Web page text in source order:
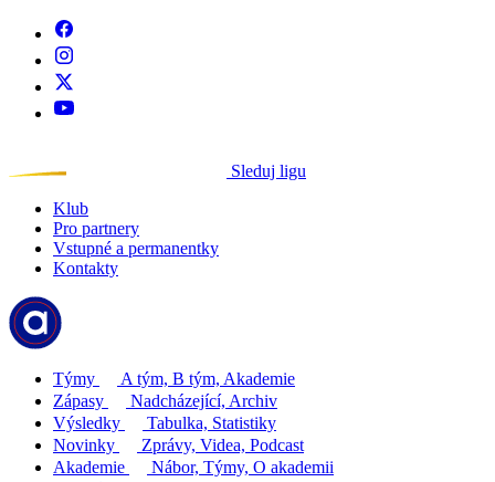
Sleduj ligu
Klub
Pro partnery
Vstupné a permanentky
Kontakty
Týmy
A tým, B tým, Akademie
Zápasy
Nadcházející, Archiv
Výsledky
Tabulka, Statistiky
Novinky
Zprávy, Videa, Podcast
Akademie
Nábor, Týmy, O akademii